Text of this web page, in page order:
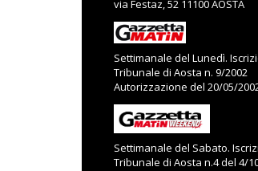
via Festaz, 52 11100 AOSTA
Settimanale del Lunedì.
Tribunale di Aosta n. 9/2002
Autorizzazione del 20/05/
Settimanale del Sabato.
Tribunale di Aosta n.4 del 4/